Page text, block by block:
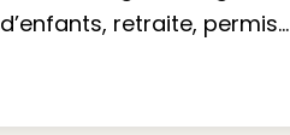
d’enfants, retraite, permis…